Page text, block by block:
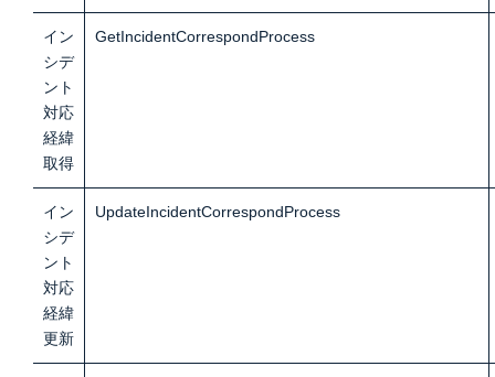
イン
シデ
ント
対応
経緯
取得
GetIncidentCorrespondProcess
イン
シデ
ント
対応
経緯
更新
UpdateIncidentCorrespondProcess